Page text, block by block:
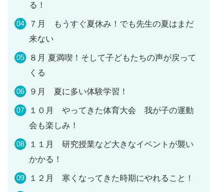
る！
７月 もうすぐ夏休み！でも先生の夏はまだ
来ない
８月 夏満喫！そして子どもたちの声が戻って
くる
９月 夏に多い体験学習！
１０月 やってきた体育大会 我が子の運動
会も楽しみ！
１１月 研究授業など大きなイベントが襲い
かかる！
１２月 寒くなってきた時期にやれること！